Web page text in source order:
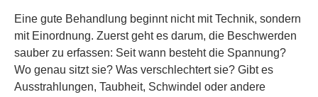
Eine gute Behandlung beginnt nicht mit Technik, sondern
mit Einordnung. Zuerst geht es darum, die Beschwerden
sauber zu erfassen: Seit wann besteht die Spannung?
Wo genau sitzt sie? Was verschlechtert sie? Gibt es
Ausstrahlungen, Taubheit, Schwindel oder andere